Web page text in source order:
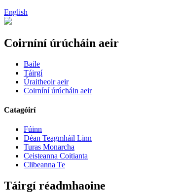
English
Coirníní úrúcháin aeir
Baile
Táirgí
Úraitheoir aeir
Coirníní úrúcháin aeir
Catagóirí
Fúinn
Déan Teagmháil Linn
Turas Monarcha
Ceisteanna Coitianta
Clibeanna Te
Táirgí réadmhaoine